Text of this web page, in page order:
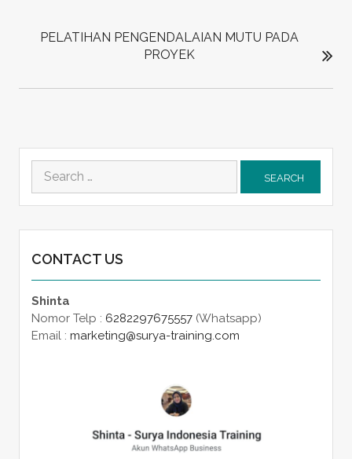
PELATIHAN PENGENDALAIAN MUTU PADA
PROYEK
Search
for:
CONTACT US
Shinta
Nomor Telp : 6282297675557(Whatsapp)
Email : marketing@surya-training.com